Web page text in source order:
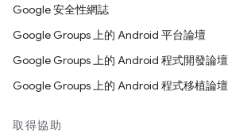
Google 安全性網誌
Google Groups 上的 Android 平台論壇
Google Groups 上的 Android 程式開發論壇
Google Groups 上的 Android 程式移植論壇
取得協助